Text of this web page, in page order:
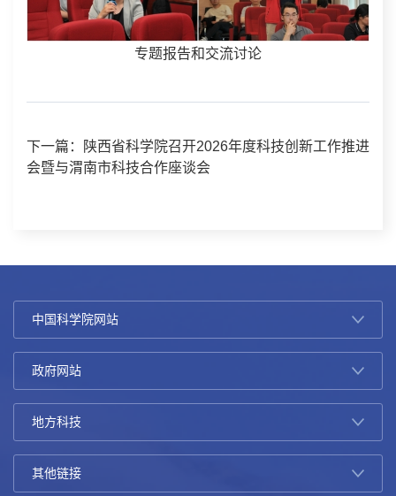
专题报告和交流讨论
下一篇：陕西省科学院召开2026年度科技创新工作推进
会暨与渭南市科技合作座谈会